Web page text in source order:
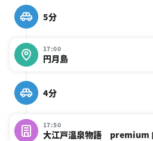
5分
17:00
円月島
4分
17:50
大江戸温泉物語 premium